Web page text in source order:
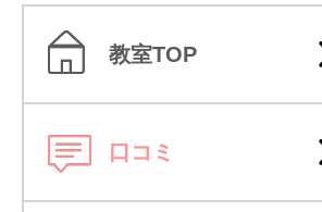
教室TOP
口コミ